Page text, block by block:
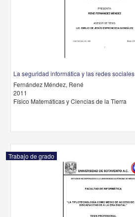
La seguridad informática y las redes sociales
Fernández Méndez, René
2011
Físico Matemáticas y Ciencias de la Tierra
Trabajo de grado